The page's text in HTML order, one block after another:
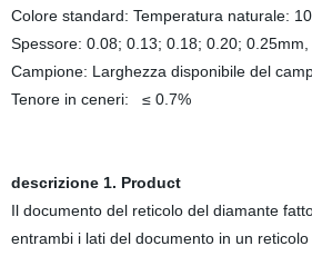
Colore standard: Temperatura naturale:
Spessore: 0.08; 0.13; 0.18; 0.20;
Campione: Larghezza disponibile del
Tenore in ceneri: ≤ 0.7%
descrizione 1. Product
Il documento del reticolo del diamante
entrambi i lati del documento in un